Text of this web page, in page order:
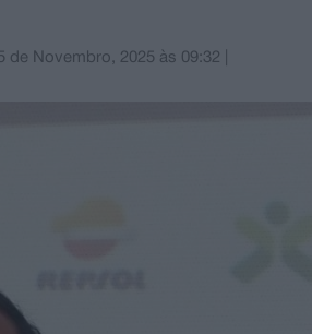
de Novembro, 2025 às 09:32